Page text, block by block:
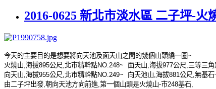
2016-0625 新北市淡水區 二子坪-
今天的主要目的是想要將向天池及面天山之間的幾個山頭繞一圈~
火燒山 海拔895公尺 北市精幹點NO.248~ 面天山 海拔977公尺 三等三角
向天山 海拔955公尺 北市精幹點NO.249~ 向天池山 海拔881公尺 無基石
由二子坪出發 朝向天池方向前進 第一個山頭是火燒山-市248基石